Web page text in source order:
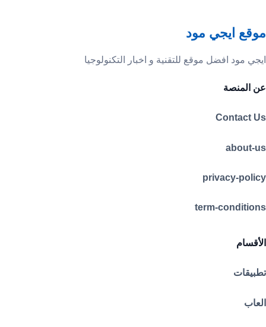
موقع ايجي مود
ايجي مود افضل موقع للتقنية و اخبار التكنولوجيا
عن المنصة
Contact Us
about-us
privacy-policy
term-conditions
الأقسام
تطبيقات
العاب